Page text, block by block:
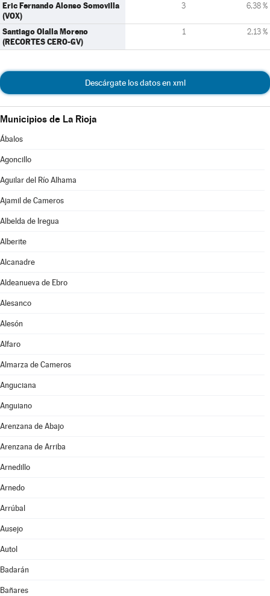
Eric Fernando Alonso Somovilla
(VOX)
3 6,38 %
Santiago Olalla Moreno
(RECORTES CERO-GV)
1 2,13 %
Descárgate los datos en xml
Municipios de La Rioja
Ábalos
Agoncillo
Aguilar del Río Alhama
Ajamil de Cameros
Albelda de Iregua
Alberite
Alcanadre
Aldeanueva de Ebro
Alesanco
Alesón
Alfaro
Almarza de Cameros
Anguciana
Anguiano
Arenzana de Abajo
Arenzana de Arriba
Arnedillo
Arnedo
Arrúbal
Ausejo
Autol
Badarán
Bañares